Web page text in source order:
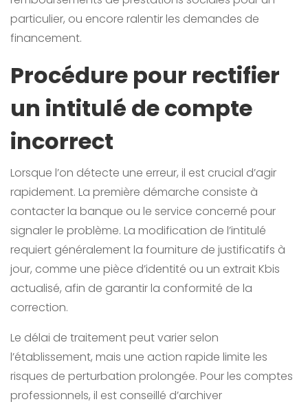
particulier, ou encore ralentir les demandes de
financement.
Procédure pour rectifier
un intitulé de compte
incorrect
Lorsque l’on détecte une erreur, il est crucial d’agir
rapidement. La première démarche consiste à
contacter la banque ou le service concerné pour
signaler le problème. La modification de l’intitulé
requiert généralement la fourniture de justificatifs à
jour, comme une pièce d’identité ou un extrait Kbis
actualisé, afin de garantir la conformité de la
correction.
Le délai de traitement peut varier selon
l’établissement, mais une action rapide limite les
risques de perturbation prolongée. Pour les comptes
professionnels, il est conseillé d’archiver